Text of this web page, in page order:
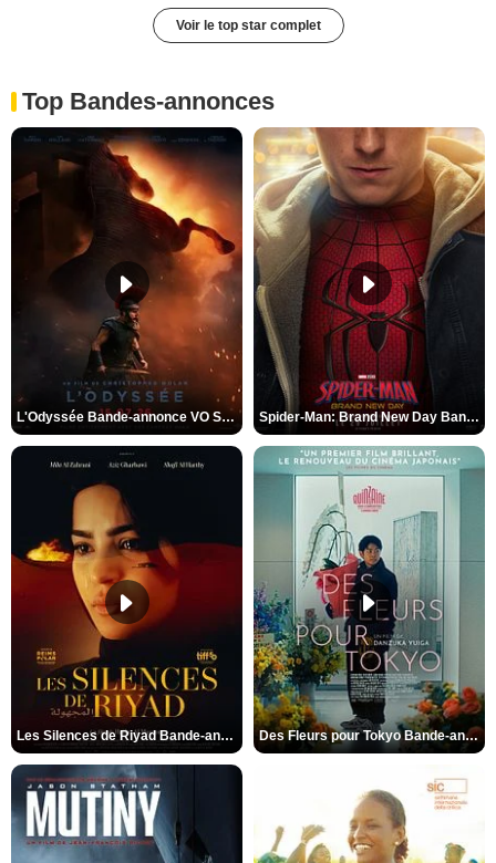
Voir le top star complet
Top Bandes-annonces
L'Odyssée Bande-annonce VO STFR Spider-Man: Brand New Day Bande-annonce VO STFR
Les Silences de Riyad Bande-annonce VO STFR Des Fleurs pour Tokyo Bande-annonce VO STFR